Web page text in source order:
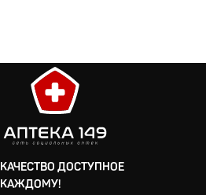
КАЧЕСТВО ДОСТУПНОЕ
КАЖДОМУ!